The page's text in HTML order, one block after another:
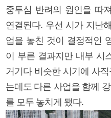
중투심 반려의 원인을 따
연결된다. 우선 시가 지난
업을 놓친 것이 결정적인
이 부른 결과지만 내부 시
거기다 비슷한 시기에 사
는데도 다른 사업을 함께
를 모두 놓치게 됐다.